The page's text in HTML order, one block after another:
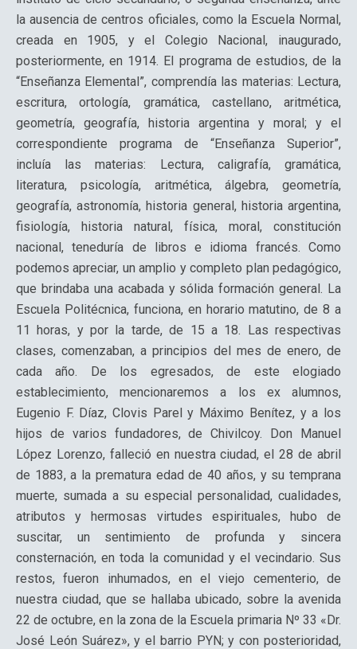
la ausencia de centros oficiales, como la Escuela Normal,
creada en 1905, y el Colegio Nacional, inaugurado,
posteriormente, en 1914. El programa de estudios, de la
“Enseñanza Elemental”, comprendía las materias: Lectura,
escritura, ortología, gramática, castellano, aritmética,
geometría, geografía, historia argentina y moral; y el
correspondiente programa de “Enseñanza Superior”,
incluía las materias: Lectura, caligrafía, gramática,
literatura, psicología, aritmética, álgebra, geometría,
geografía, astronomía, historia general, historia argentina,
fisiología, historia natural, física, moral, constitución
nacional, teneduría de libros e idioma francés. Como
podemos apreciar, un amplio y completo plan pedagógico,
que brindaba una acabada y sólida formación general. La
Escuela Politécnica, funciona, en horario matutino, de 8 a
11 horas, y por la tarde, de 15 a 18. Las respectivas
clases, comenzaban, a principios del mes de enero, de
cada año. De los egresados, de este elogiado
establecimiento, mencionaremos a los ex alumnos,
Eugenio F. Díaz, Clovis Parel y Máximo Benítez, y a los
hijos de varios fundadores, de Chivilcoy. Don Manuel
López Lorenzo, falleció en nuestra ciudad, el 28 de abril
de 1883, a la prematura edad de 40 años, y su temprana
muerte, sumada a su especial personalidad, cualidades,
atributos y hermosas virtudes espirituales, hubo de
suscitar, un sentimiento de profunda y sincera
consternación, en toda la comunidad y el vecindario. Sus
restos, fueron inhumados, en el viejo cementerio, de
nuestra ciudad, que se hallaba ubicado, sobre la avenida
22 de octubre, en la zona de la Escuela primaria Nº 33 «Dr.
José León Suárez», y el barrio PYN; y con posterioridad,